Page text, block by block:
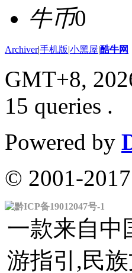
牛币0
Archiver|手机版|小黑屋|酷牛网
GMT+8,
15 queries .
Powered by
© 2001-2017
黔ICP备19012047号-1
一款来自中
游指引,民